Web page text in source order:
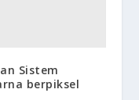
Sistem
berpiksel